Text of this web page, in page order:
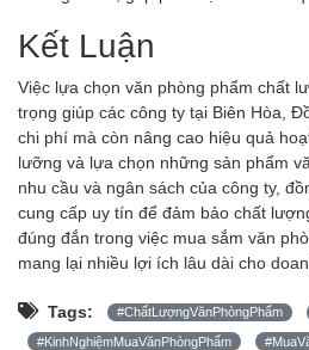
Kết Luận
Việc lựa chọn văn phòng phẩm chất
trọng giúp các công ty tại Biên Hòa,
chi phí mà còn nâng cao hiệu quả
lưỡng và lựa chọn những sản phẩm
nhu cầu và ngân sách của công ty,
cung cấp uy tín để đảm bảo chất
đúng đắn trong việc mua sắm văn
mang lại nhiều lợi ích lâu dài cho
Tags: #ChấtLượngVănPhòngPhẩm
#KinhNghiệmMuaVănPhòngPhẩm